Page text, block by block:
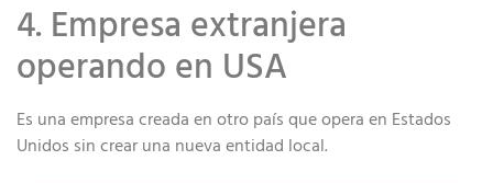
4. Empresa extranjera
operando en USA
Es una empresa creada en otro país que opera en Estados
Unidos sin crear una nueva entidad local.